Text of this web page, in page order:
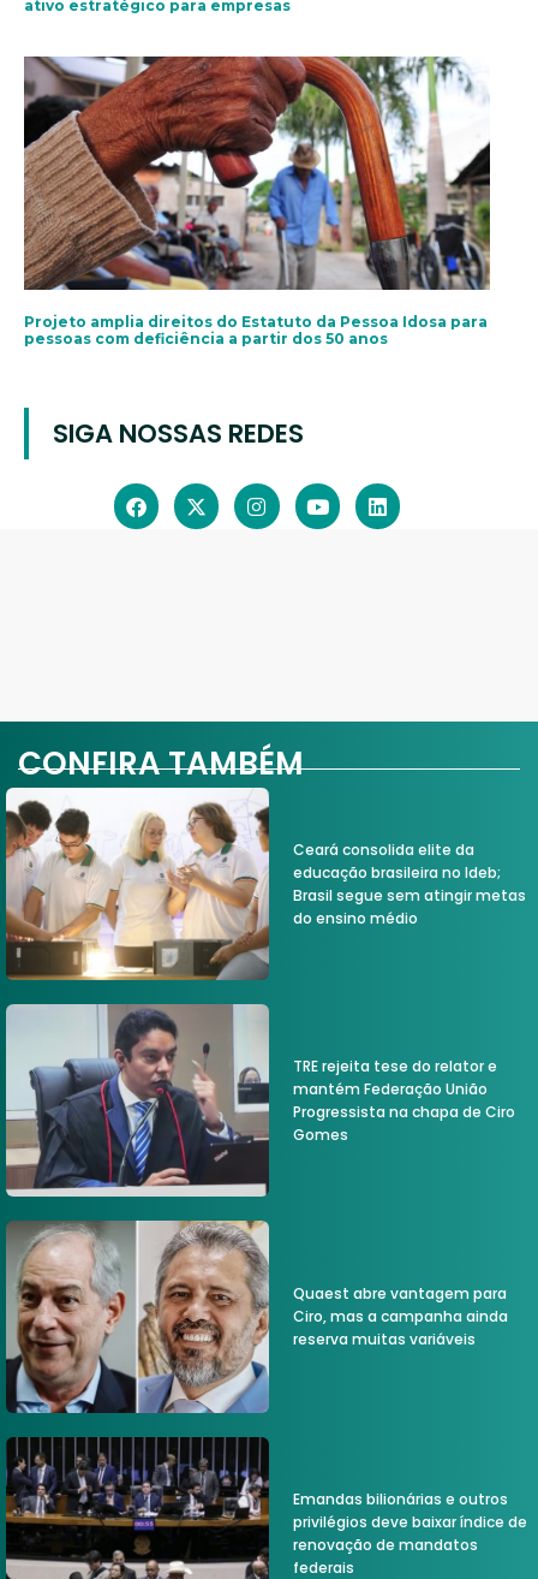
ativo estratégico para empresas
Projeto amplia direitos do Estatuto da Pessoa Idosa para
pessoas com deficiência a partir dos 50 anos
SIGA NOSSAS REDES
CONFIRA TAMBÉM
Ceará consolida elite da
educação brasileira no Ideb;
Brasil segue sem atingir metas
do ensino médio
TRE rejeita tese do relator e
mantém Federação União
Progressista na chapa de Ciro
Gomes
Quaest abre vantagem para
Ciro, mas a campanha ainda
reserva muitas variáveis
Emandas bilionárias e outros
privilégios deve baixar índice de
renovação de mandatos
federais